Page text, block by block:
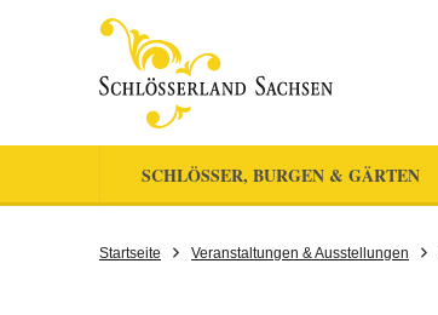
SCHLÖSSER, BURGEN & GÄRTEN
Startseite Veranstaltungen & Ausstellungen